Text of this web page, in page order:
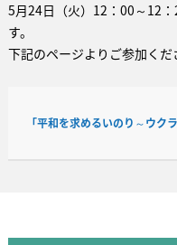
5月24日（火）12：00～12
す。
下記のページよりご参加くだ
「平和を求めるいのり～ウク